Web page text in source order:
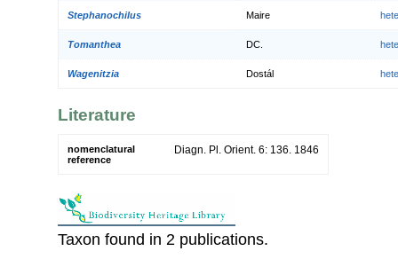
Stephanochilus Maire
Tomanthea DC.
Wagenitzia Dostál
Literature
nomenclatural
reference
Diagn. Pl. Orient. 6: 136. 1846
Taxon found in 2 publications.